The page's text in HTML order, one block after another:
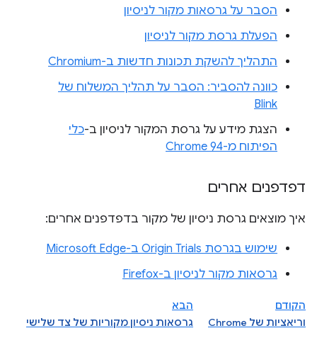
הסבר על גרסאות מקור לניסיון
הפעלת גרסת מקור לניסיון
התהליך להשקת תכונות חדשות ב-Chromium
כוונה להסביר: הסבר על תהליך המשלוח של
Blink
הצגת מידע על גרסת המקור לניסיון ב-כלי
הפיתוח מ-Chrome 94
דפדפנים אחרים
איך מוצאים גרסת ניסיון של מקור בדפדפנים אחרים:
שימוש בגרסת Origin Trials ב-Microsoft Edge
גרסאות מקור לניסיון ב-Firefox
הקודם
וריאציות של Chrome
הבא
גרסאות ניסיון מקוריות של צד שלישי